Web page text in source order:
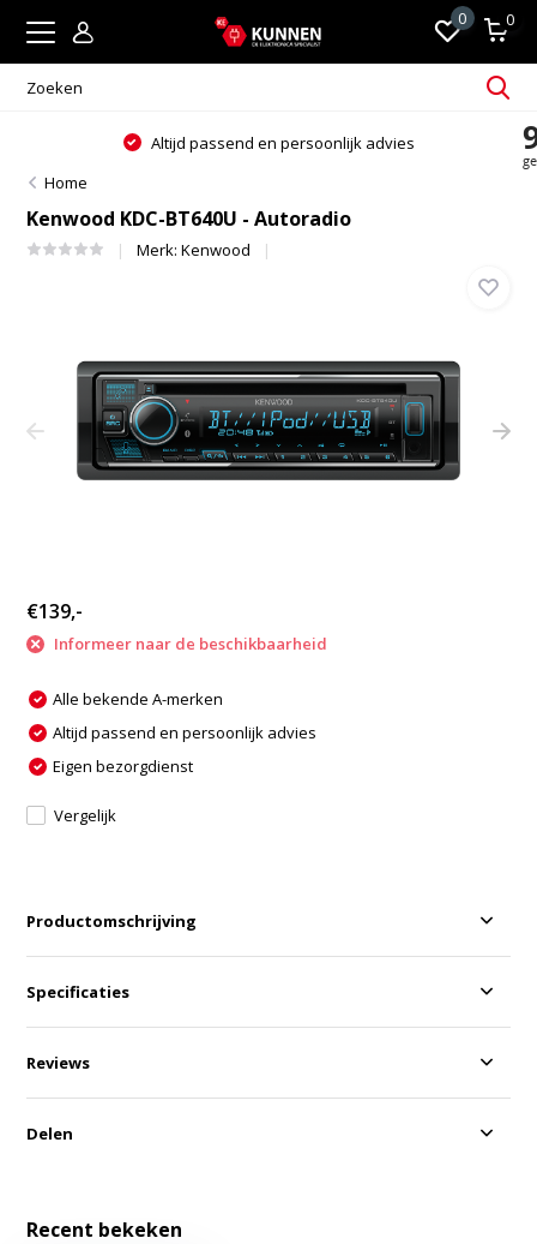
0 0
Altijd passend en persoonlijk advies
Home
Kenwood KDC-BT640U - Autoradio
Merk:Kenwood
€139,-
Informeer naar de beschikbaarheid
Alle bekende A-merken
Altijd passend en persoonlijk advies
Eigen bezorgdienst
Vergelijk
Productomschrijving
Specificaties
Reviews
Delen
Recent bekeken